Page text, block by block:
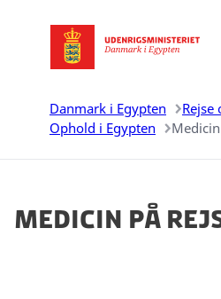
Gå til forsiden
Danmark i Egypten
Rejse
Ophold i Egypten
Medicin på